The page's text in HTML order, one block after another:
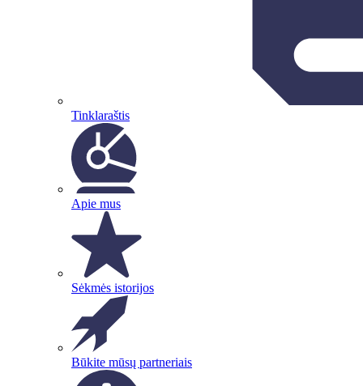
Tinklaraštis
Apie mus
Sėkmės istorijos
Būkite mūsų partneriais